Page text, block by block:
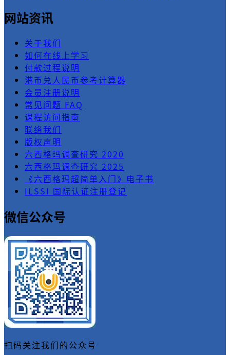
网站资讯
关于我们
如何在线上学习
付款过程说明
港币兑人民币参考计算器
会员注册说明
常见问题 FAQ
课程访问指南
联络我们
版权声明
六西格玛调查研究 2020
六西格玛调查研究 2025
《六西格玛超简单入门》电子书
ILSSI 国际认证注册登记
微信公众号
扫码关注我们的公众号